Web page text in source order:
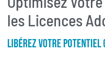
les Licences
Libérez Votre Potentiel